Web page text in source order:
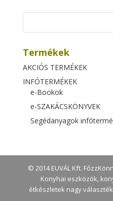
Termékek
AKCIÓS TERMÉKEK
INFÓTERMÉKEK
e-Bookok
e-SZAKÁCSKÖNYVEK
Segédanyagok
© 2014 EUVÁL Kft.
Konyhai eszközök,
étkészletek nagy